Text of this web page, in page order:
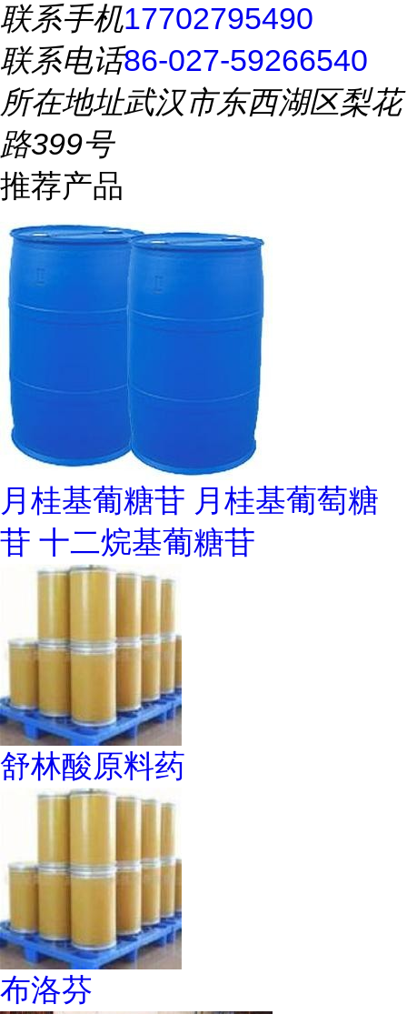
联系手机17702795490
联系电话86-027-59266540
所在地址武汉市东西湖区梨花
路399号
推荐产品
月桂基葡糖苷 月桂基葡萄糖
苷 十二烷基葡糖苷
舒林酸原料药
布洛芬